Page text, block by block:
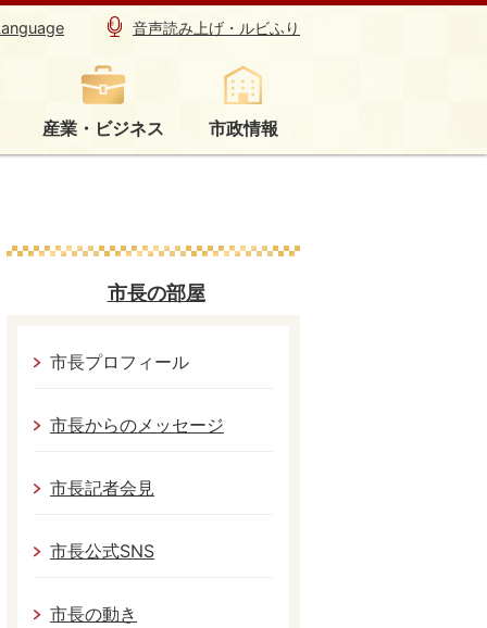
音声読み上げ・ルビふり
産業・ビジネス 市政情報
市長の部屋
市長プロフィール
市長からのメッセージ
市長記者会見
市長公式SNS
市長の動き